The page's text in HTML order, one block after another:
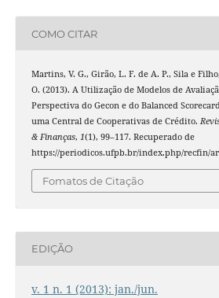
COMO CITAR
Martins, V. G., Girão, L. F. de A. P., Sila e
O. (2013). A Utilização de Modelos de
Perspectiva do Gecon e do Balanced
uma Central de Cooperativas de Crédito.
& Finanças, 1(1), 99–117. Recuperado de
https://periodicos.ufpb.br/index.php/recfin/
Fomatos de Citação
EDIÇÃO
v. 1 n. 1 (2013): jan./jun.